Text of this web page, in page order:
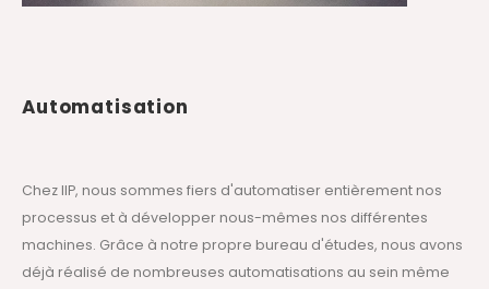
Automatisation
Chez IIP, nous sommes fiers d'automatiser entièrement nos
processus et à développer nous-mêmes nos différentes
machines. Grâce à notre propre bureau d'études, nous avons
déjà réalisé de nombreuses automatisations au sein même